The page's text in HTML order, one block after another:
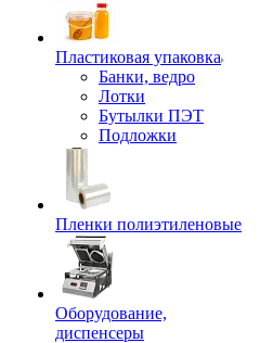
Пластиковая упаковка
Банки, ведро
Лотки
Бутылки ПЭТ
Подложки
Пленки полиэтиленовые
Оборудование,
диспенсеры